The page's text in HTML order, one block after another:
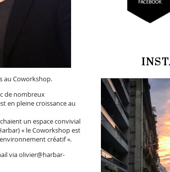
au Coworkshop.
de nombreux
en pleine croissance au
un espace convivial
« le Coworkshop est
créatif ».
viaolivier@harbar-